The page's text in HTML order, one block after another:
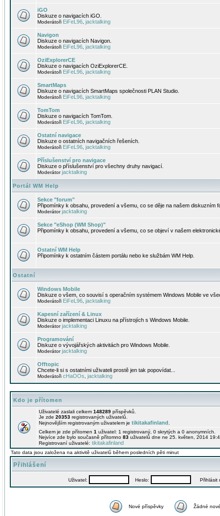
iGO
Diskuze o navigacích iGO.
Moderátoři EiFeL96 jacktalking
Navigon
Diskuze o navigacích Navigon.
Moderátoři EiFeL96 jacktalking
OziExplorerCE
Diskuze o navigacích OziExplorerCE.
Moderátoři EiFeL96 jacktalking
SmartMaps
Diskuze o navigacích SmartMaps společnosti PLAN Studio.
Moderátoři EiFeL96 jacktalking
TomTom
Diskuze o navigacích TomTom.
Moderátoři EiFeL96 jacktalking
Ostatní navigace
Diskuze o ostatních navigačních řešeních.
Moderátoři EiFeL96 jacktalking
Příslušenství pro navigace
Diskuze o příslušenství pro všechny druhy navigací.
Moderátorjacktalking
Portál WM Help
Sekce "forum"
Připomínky k obsahu, provedení a všemu, co se děje na našem diskuzním
Moderátorjacktalking
Sekce "eShop (WM Shop)"
Připomínky k obsahu, provedení a všemu, co se objeví v našem
Ostatní WM Help
Připomínky k ostatním částem portálu nebo ke službám WM Help.
Ostatní
Windows Mobile
Diskuze o všem, co souvisí s operačním systémem Windows Mobile ve
Moderátoři EiFeL96 jacktalking
Kapesní zařízení & Linux
Diskuze o implementaci Linuxu na přístrojích s Windows Mobile.
Moderátorjacktalking
Programování
Diskuze o vývojářských aktivitách pro Windows Mobile.
Moderátorjacktalking
Offtopic
Chcete-li si s ostatními uživateli prostě jen tak popovídat...
Moderátoři cHaOOs jacktalking
Kdo je přítomen
Uživatelé zaslali celkem 148289 příspěvků.
Je zde 20353 registrovaných uživatelů.
Nejnovějším registrovaným uživatelem je tikitakafinland
Celkem je zde přítomen 1 uživatel: 1 registrovaný, 0 skrytých a 0
Nejvíce zde bylo současně přítomno 83 uživatelů dne ne 25. květen, 2014
Registrovaní uživatelé: tikitakafinland
Tato data jsou založena na aktivitě uživatelů během posledních pěti minut
Přihlášení
Uživatel: Heslo: Přihlásit
Nové příspěvky Žádné